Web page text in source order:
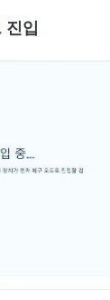
진입